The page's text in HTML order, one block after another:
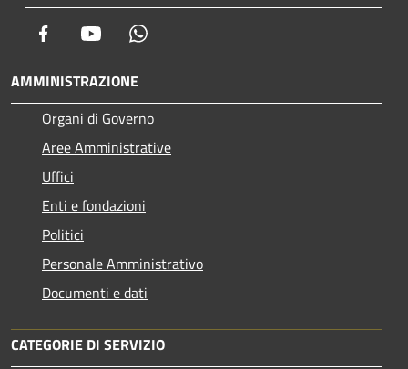
Facebook Youtube
AMMINISTRAZIONE
Organi di Governo
Aree Amministrative
Uffici
Enti e fondazioni
Politici
Personale Amministrativo
Documenti e dati
CATEGORIE DI SERVIZIO